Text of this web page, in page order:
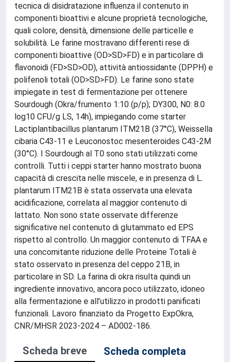
tecnica di disidratazione influenza il contenuto in
componenti bioattivi e alcune proprietà tecnologiche,
quali colore, densità, dimensione delle particelle e
solubilità. Le farine mostravano differenti rese di
componenti bioattive (OD>SD>FD) e in particolare di
flavonoidi (FD>SD>OD), attività antiossidante (DPPH) e
polifenoli totali (OD>SD>FD). Le farine sono state
impiegate in test di fermentazione per ottenere
Sourdough (Okra/frumento 1:10 (p/p); DY300, N0: 8.0
log10 CFU/g LS, 14h), impiegando come starter
Lactiplantibacillus plantarum ITM21B (37°C), Weissella
cibaria C43-11 e Leuconostoc mesenteroides C43-2M
(30°C). I Sourdough al T0 sono stati utilizzati come
controlli. Tutti i ceppi starter hanno mostrato buona
capacità di crescita nelle miscele, e in presenza di L.
plantarum ITM21B è stata osservata una elevata
acidificazione, correlata al maggior contenuto di
lattato. Non sono state osservate differenze
significative nel contenuto di glutammato ed EPS
rispetto al controllo. Un maggior contenuto di TFAA e
una concomitante riduzione delle Proteine Totali è
stato osservato in presenza del ceppo 21B, in
particolare in SD. La farina di okra risulta quindi un
ingrediente innovativo, ancora poco utilizzato, idoneo
alla fermentazione e all’utilizzo in prodotti panificati
funzionali. Lavoro finanziato da Progetto ExpOkra,
CNR/MHSR 2023-2024 – AD002-186.
Scheda breve
Scheda completa